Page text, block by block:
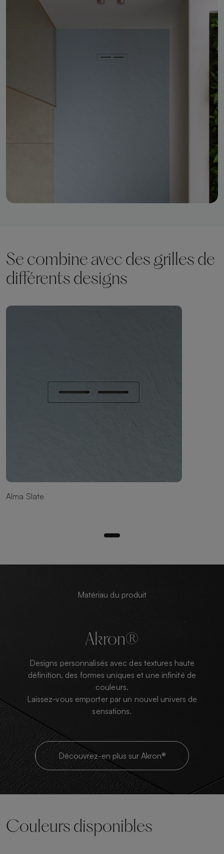
Se combine avec des grilles de
différents designs
Alma Slate
Matériau du produit
Akron®
Designs personnalisés avec des textures haute
définition, des formes uniques et une infinité de
couleurs.
Laissez-vous emporter par un nouvel univers de
sensations.
Découvrez-en plus sur Akron®
Couleurs disponibles